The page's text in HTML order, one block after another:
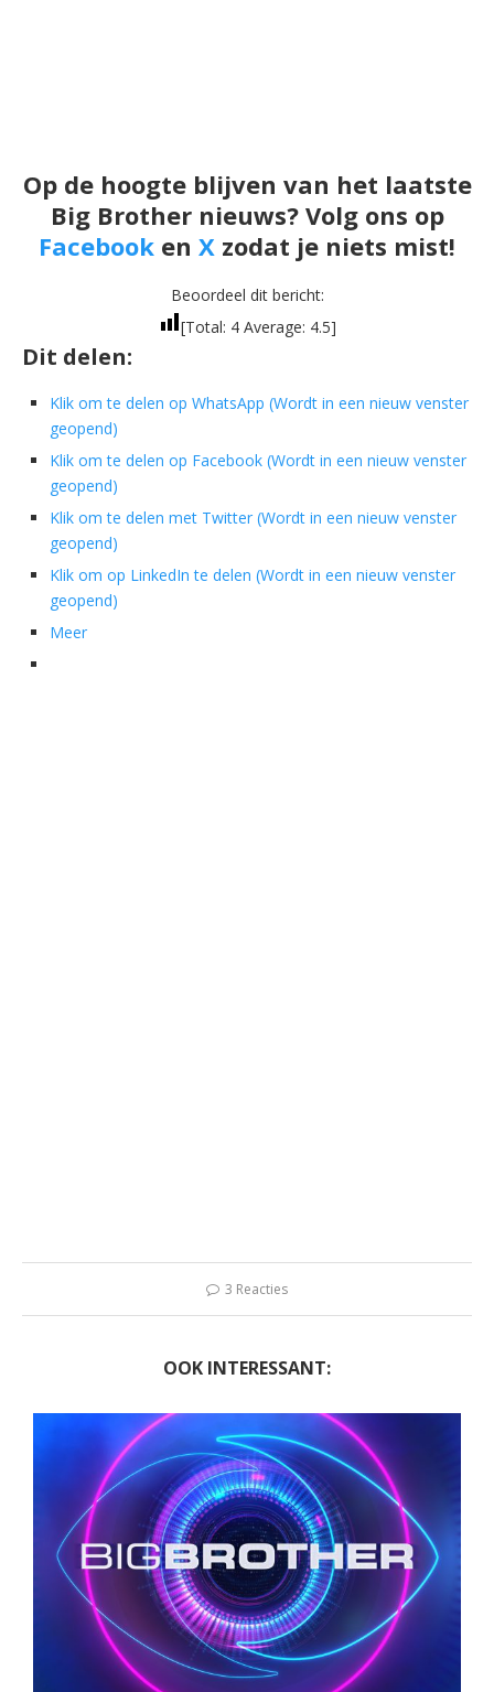
Op de hoogte blijven van het laatste
Big Brother nieuws? Volg ons op
Facebook en X zodat je niets mist!
Beoordeel dit bericht:
[Total: 4Average: 4.5]
Dit delen:
Klik om te delen op WhatsApp (Wordt in een nieuw venster
geopend)
Klik om te delen op Facebook (Wordt in een nieuw venster
geopend)
Klik om te delen met Twitter (Wordt in een nieuw venster
geopend)
Klik om op LinkedIn te delen (Wordt in een nieuw venster
geopend)
Meer
3 Reacties
OOK INTERESSANT: